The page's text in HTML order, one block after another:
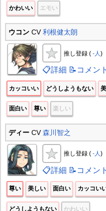
かわいい エモい
ウコンCV利根健太朗
推し登録 ( -人 )
📋詳細 📝コメント
カッコいい どうしようもない
面白い 尊い 楽しい
ディーCV森川智之
推し登録 ( -人)
📋詳細 📝コメント
尊い 美しい 面白い カッコい
どうしようもない かわいい